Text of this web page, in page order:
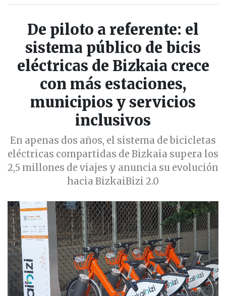
De piloto a referente: el
sistema público de bicis
eléctricas de Bizkaia crece
con más estaciones,
municipios y servicios
inclusivos
En apenas dos años, el sistema de bicicletas
eléctricas compartidas de Bizkaia supera los
2,5 millones de viajes y anuncia su evolución
hacia BizkaiBizi 2.0